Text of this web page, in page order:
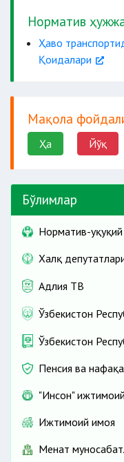
Норматив
Ҳаво
Қоидалари
Мақола
Ҳа Йўқ
Бўлимлар
Норматив-
Халқ
Адлия ТВ
Ўзбекистон
Ўзбекистон
Пенсия ва
"Инсон"
Ижтимоий ҳимоя
Меҳнат